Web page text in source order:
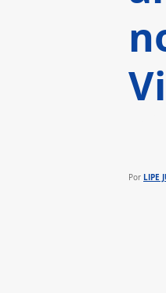
Por LIPE